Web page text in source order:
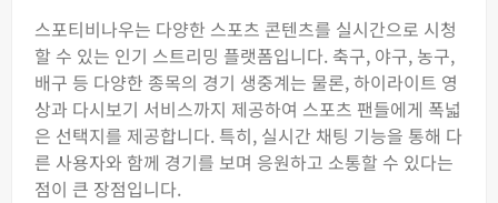
스포티비나우는 다양한 스포츠 콘텐츠를 실시간으로 시청
할 수 있는 인기 스트리밍 플랫폼입니다. 축구, 야구, 농구,
배구 등 다양한 종목의 경기 생중계는 물론, 하이라이트 영
상과 다시보기 서비스까지 제공하여 스포츠 팬들에게 폭넓
은 선택지를 제공합니다. 특히, 실시간 채팅 기능을 통해 다
른 사용자와 함께 경기를 보며 응원하고 소통할 수 있다는
점이 큰 장점입니다.